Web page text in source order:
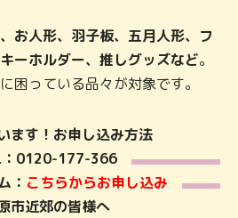
お人形、羽子板、五月人形、フ
ーホルダー、推しグッズなど。
困っている品々が対象です。
ます！お申し込み方法
：0120-177-366
： こちらからお申し込み
市近郊の皆様へ